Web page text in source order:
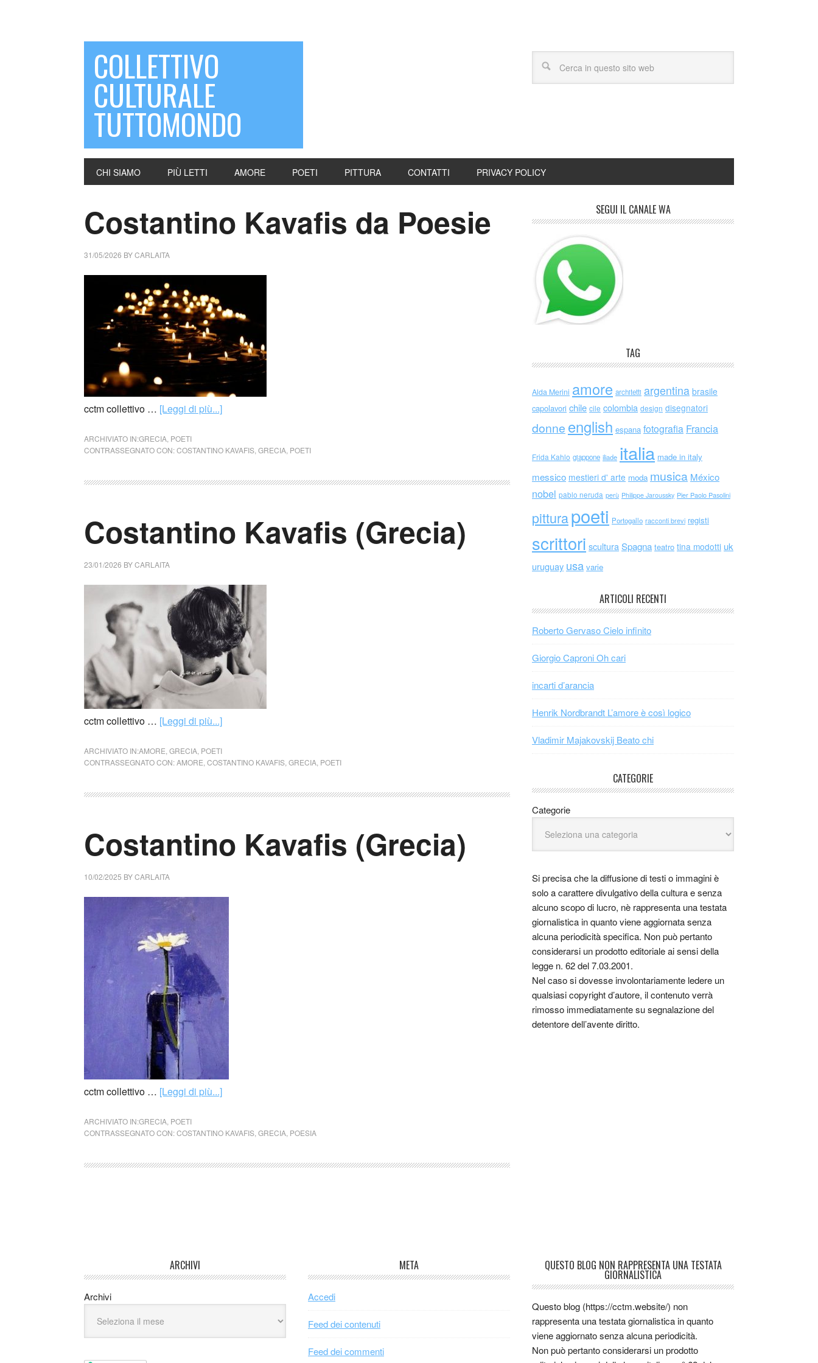
COLLETTIVO
CULTURALE
TUTTOMONDO
CHI SIAMO PIÙ LETTI AMORE POETI PITTURA CONTATTI PRIVACY POLICY
Costantino Kavafis da Poesie
31/05/2026 BYCARLAITA
cctm collettivo … [Leggi di più...]
ARCHIVIATO IN:GRECIA POETI
CONTRASSEGNATO CON:COSTANTINO KAVAFIS GRECIA POETI
Costantino Kavafis (Grecia)
23/01/2026 BYCARLAITA
cctm collettivo … [Leggi di più...]
ARCHIVIATO IN:AMORE GRECIA POETI
CONTRASSEGNATO CON:AMORE COSTANTINO KAVAFIS GRECIA POETI
Costantino Kavafis (Grecia)
10/02/2025 BYCARLAITA
cctm collettivo … [Leggi di più...]
ARCHIVIATO IN:GRECIA POETI
CONTRASSEGNATO CON:COSTANTINO KAVAFIS GRECIA POESIA
SEGUI IL CANALE WA
TAG
Alda Merini amore architetti argentina brasile
capolavori chile cile colombia design disegnatori
donne english espana fotografia Francia
Frida Kahlo giappone iliade italia made in italy
messico mestieri d' arte moda musica México
nobel pablo neruda perù Philippe Jaroussky Pier Paolo Pasolini
pitturapoeti Portogallo racconti brevi registi
scrittori scultura Spagna teatro tina modotti uk
uruguay usa varie
ARTICOLI RECENTI
Roberto Gervaso Cielo infinito
Giorgio Caproni Oh cari
incarti d’arancia
Henrik Nordbrandt L’amore è così logico
Vladimir Majakovskij Beato chi
CATEGORIE
Categorie
Si precisa che la diffusione di testi o immagini è
solo a carattere divulgativo della cultura e senza
alcuno scopo di lucro, nè rappresenta una testata
giornalistica in quanto viene aggiornata senza
alcuna periodicità specifica. Non può pertanto
considerarsi un prodotto editoriale ai sensi della
legge n. 62 del 7.03.2001.
Nel caso si dovesse involontariamente ledere un
qualsiasi copyright d’autore, il contenuto verrà
rimosso immediatamente su segnalazione del
detentore dell’avente diritto.
ARCHIVI
Archivi
META
Accedi
Feed dei contenuti
Feed dei commenti
QUESTO BLOG NON RAPPRESENTA UNA TESTATA
GIORNALISTICA
Questo blog (https://cctm.website/) non
rappresenta una testata giornalistica in quanto
viene aggiornato senza alcuna periodicità.
Non può pertanto considerarsi un prodotto